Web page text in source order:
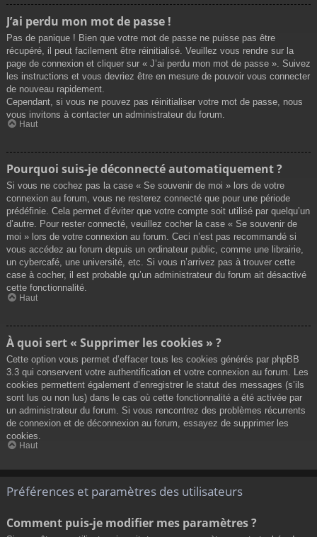
J’ai perdu mon mot de passe !
Pas de panique ! Bien que votre mot de passe ne puisse pas être
récupéré, il peut facilement être réinitialisé. Veuillez vous rendre sur la
page de connexion et cliquer sur « J’ai perdu mon mot de passe ». Suivez
les instructions et vous devriez être en mesure de pouvoir vous connecter
de nouveau rapidement.
Cependant, si vous ne pouvez pas réinitialiser votre mot de passe, nous
vous invitons à contacter un administrateur du forum.
Haut
Pourquoi suis-je déconnecté automatiquement ?
Si vous ne cochez pas la case « Se souvenir de moi » lors de votre
connexion au forum, vous ne resterez connecté que pour une période
prédéfinie. Cela permet d’éviter que votre compte soit utilisé par quelqu’un
d’autre. Pour rester connecté, veuillez cocher la case « Se souvenir de
moi » lors de votre connexion au forum. Ceci n’est pas recommandé si
vous accédez au forum depuis un ordinateur public, comme une librairie,
un cybercafé, une université, etc. Si vous n’arrivez pas à trouver cette
case à cocher, il est probable qu’un administrateur du forum ait désactivé
cette fonctionnalité.
Haut
À quoi sert « Supprimer les cookies » ?
Cette option vous permet d’effacer tous les cookies générés par phpBB
3.3 qui conservent votre authentification et votre connexion au forum. Les
cookies permettent également d’enregistrer le statut des messages (s’ils
sont lus ou non lus) dans le cas où cette fonctionnalité a été activée par
un administrateur du forum. Si vous rencontrez des problèmes récurrents
de connexion et de déconnexion au forum, essayez de supprimer les
cookies.
Haut
Préférences et paramètres des utilisateurs
Comment puis-je modifier mes paramètres ?